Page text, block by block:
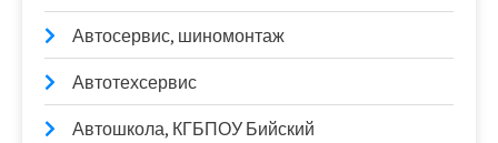
Автосервис, шиномонтаж
Автотехсервис
Автошкола, КГБПОУ Бийский